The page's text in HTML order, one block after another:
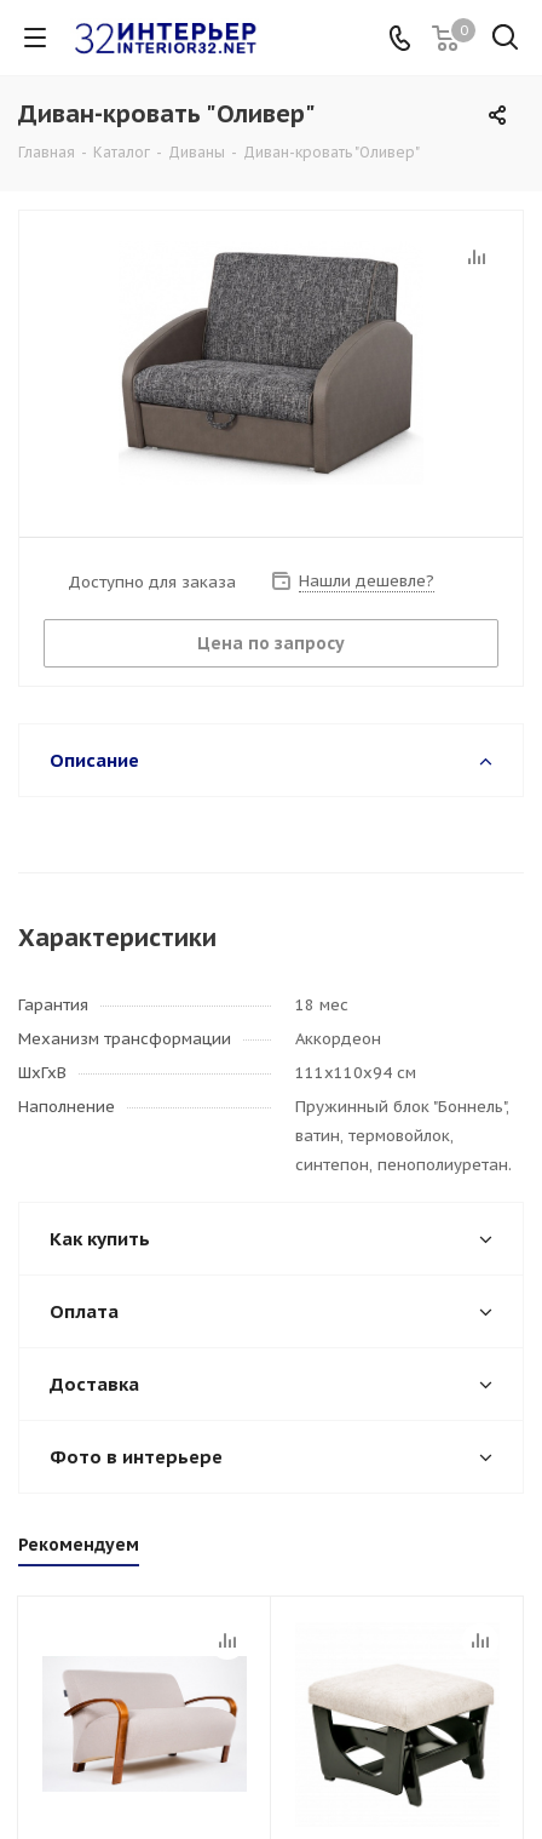
0
Диван-кровать "Оливер"
Главная - Каталог - Диваны - Диван-кровать "Оливер"
Доступно для заказа Нашли дешевле?
Цена по запросу
Описание
Характеристики
Гарантия
18 мес
Механизм трансформации
Аккордеон
ШхГхВ
111х110х94 см
Наполнение
Пружинный блок "Боннель",
ватин, термовойлок,
синтепон, пенополиуретан.
Как купить
Оплата
Доставка
Фото в интерьере
Рекомендуем